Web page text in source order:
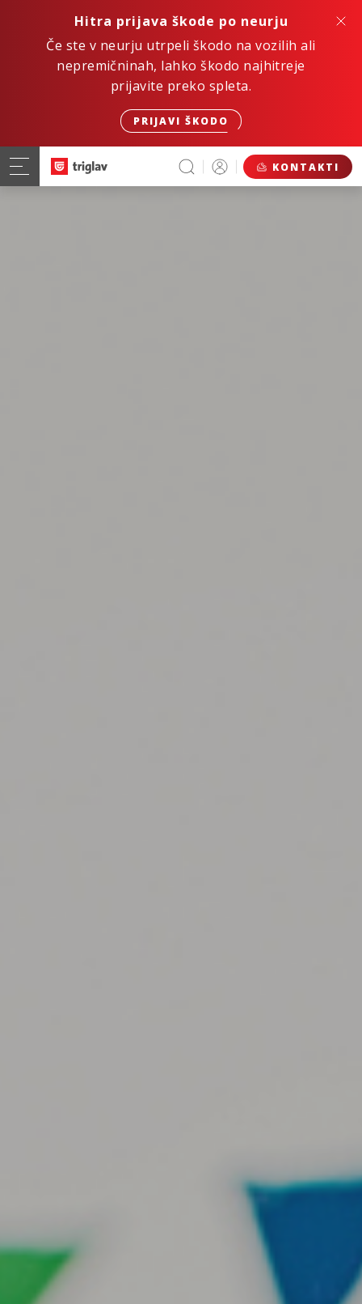
Hitra prijava škode po neurju
Če ste v neurju utrpeli škodo na vozilih ali
nepremičninah, lahko škodo najhitreje
prijavite preko spleta.
PRIJAVI ŠKODO
KONTAKTI